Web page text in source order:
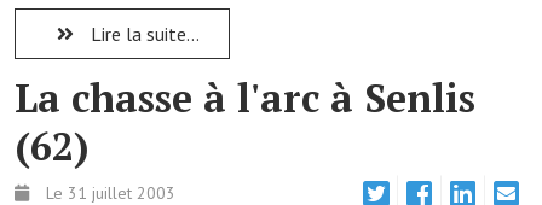
Horaires de la mairie
Les foulées fressinoises
ACCÈS RAPIDE
Démarches administratives
Lire la suite...
La chasse à l'arc à Senlis
(62)
Le 31 juillet 2003